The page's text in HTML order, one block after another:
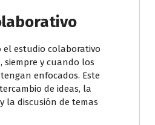
el estudio colaborativo
siempre y cuando los
enfocados. Este
de ideas, la
la discusión de temas